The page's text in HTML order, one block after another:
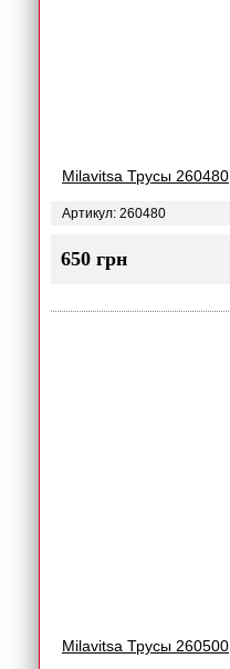
Milavitsa Трусы 260480
Артикул: 260480
650 грн
Milavitsa Трусы 260500